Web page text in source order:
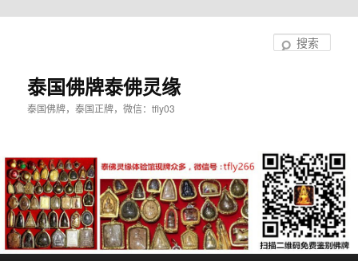
泰国佛牌泰佛灵缘
泰国佛牌，泰国正牌，微信：tfly03